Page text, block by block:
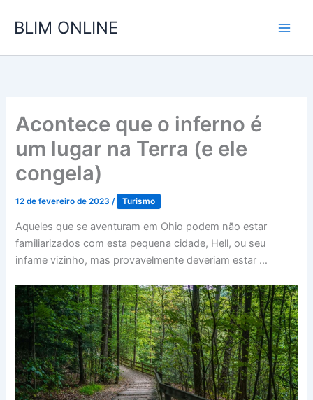
para
conteúdo
BLIM ONLINE
Acontece que o inferno é
um lugar na Terra (e ele
congela)
12 de fevereiro de 2023/ Turismo
Aqueles que se aventuram em Ohio podem não estar
familiarizados com esta pequena cidade, Hell, ou seu
infame vizinho, mas provavelmente deveriam estar …